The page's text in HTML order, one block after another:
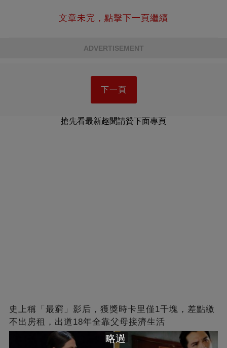
文章未完，點擊下一頁繼續
ADVERTISEMENT
下一頁
搶先看最新趣聞請贊下面專頁
史上稱「最窮」影后，獲獎時卡里僅1千塊，差點繳
不出房租，出道18年全靠父母接濟生活
略過